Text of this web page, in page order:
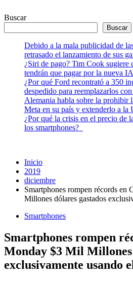
Buscar
Buscar
Debido a la mala publicidad de
retrasado el lanzamiento de sus
¿Siri de pago? Tim Cook sugiere
tendrán que pagar por la nueva
¿Por qué Ford recontrató a 350
despedido para reemplazarlos
Alemania habla sobre la prohibir
Meta en su país y extenderlo a la
¿Por qué la crisis en el precio de
los smartphones?
Inicio
2019
diciembre
Smartphones rompen récords
Millones dólares gastados
Smartphones
Smartphones rompen
Monday $3 Mil Millones
exclusivamente usando